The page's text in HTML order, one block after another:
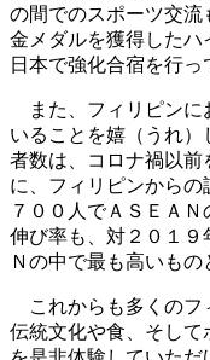
の間でのスポーツ交
金メダルを獲得したハ
日本で強化合宿を行っ
また、フィリピンに
いることを嬉（うれ
者数は、コロナ禍以
に、フィリピンからの
７００人でＡＳＥＡ
伸び率も、対２０１９
Ｎの中で最も高いもの
これからも多くのフ
伝統文化や食、そして